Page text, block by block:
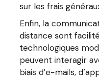
sur les frais
Enfin, la
distance sont
technologiques
peuvent interagir
biais d’e-mails,